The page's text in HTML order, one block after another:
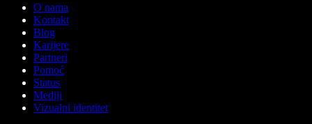
O nama
Kontakt
Blog
Karijere
Partneri
Pomoć
Status
Mediji
Vizualni identitet